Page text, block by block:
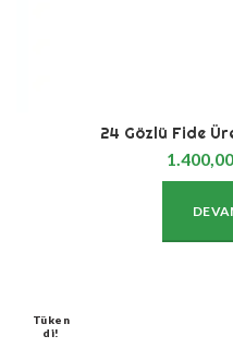
24 Gözlü Fide
1.400,00
Tüken
Di!